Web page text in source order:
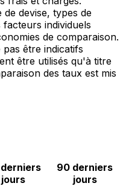
devise, types de
individuels
de comparaison.
être indicatifs
être utilisés qu'à titre
des taux est mis
jours
90 derniers
jours